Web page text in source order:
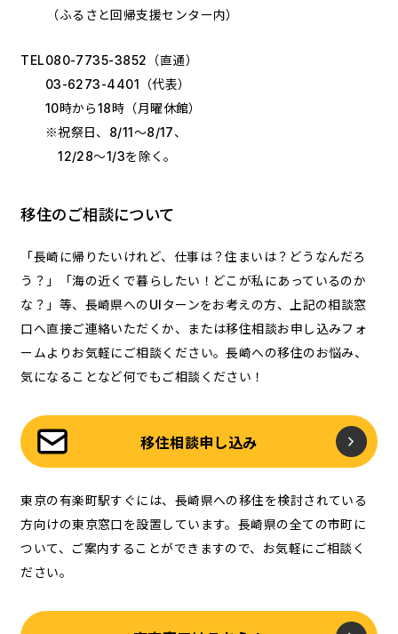
（ふるさと回帰支援センター内）
TEL080-7735-3852 （直通）
03-6273-4401
（代表）
10時から18時（月曜休館）
※祝祭日、8/11～8/17、
12/28～1/3を除く。
移住のご相談について
「長崎に帰りたいけれど、仕事は？住まいは？どうなんだろ
う？」「海の近くで暮らしたい！どこが私にあっているのか
な？」等、長崎県へのUIターンをお考えの方、上記の相談窓
口へ直接ご連絡いただくか、または移住相談お申し込みフォ
ームよりお気軽にご相談ください。長崎への移住のお悩み、
気になることなど何でもご相談ください！
移住相談申し込み
東京の有楽町駅すぐには、長崎県への移住を検討されている
方向けの東京窓口を設置しています。長崎県の全ての市町に
ついて、ご案内することができますので、お気軽にご相談く
ださい。